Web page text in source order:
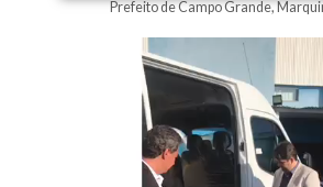
Prefeito de Campo Grande,